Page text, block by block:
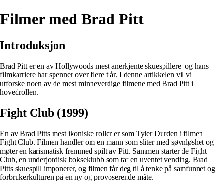
Filmer med Brad Pitt
Introduksjon
Brad Pitt er en av Hollywoods mest anerkjente skuespillere, og hans
filmkarriere har spenner over flere tiår. I denne artikkelen vil vi
utforske noen av de mest minneverdige filmene med Brad Pitt i
hovedrollen.
Fight Club (1999)
En av Brad Pitts mest ikoniske roller er som Tyler Durden i filmen
Fight Club. Filmen handler om en mann som sliter med søvnløshet og
møter en karismatisk fremmed spilt av Pitt. Sammen starter de Fight
Club, en underjordisk bokseklubb som tar en uventet vending. Brad
Pitts skuespill imponerer, og filmen får deg til å tenke på samfunnet og
forbrukerkulturen på en ny og provoserende måte.